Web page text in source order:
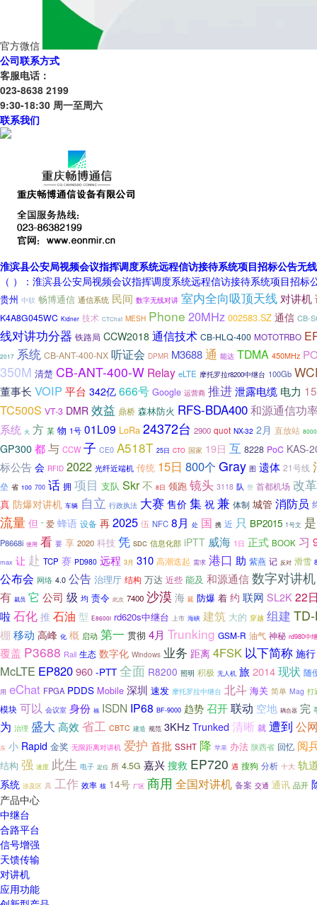
官方微信
公司联系方式
客服电话：
023-8638 2199
9:30-18:30 周一至周六
联系我们
淮滨县公安局视频会议指挥调度系统远程信访接待系统项目招标公告无
（ ）：淮滨县公安局视频会议指挥调度系统远程信访接待系统项目招
贵州 中软 畅博通信 通信系统 民间 数字无线对讲 室内全向吸顶天线 对讲机
K4A8G045WC Kidner 技术 CTChat MESH Phone 20MHz 002583.SZ 通信 CB-
线对讲功分器 铁路局 CCW2018 通信技术 CB-HLQ-400 MOTOTRBO
2017 系统 CB-ANT-400-NX 听证会 DPMR M3688通 能达 TDMA 450MHz
350M 清楚 CB-ANT-400-W Relay eLTE 摩托罗拉r8200中继台 100Gb
董事长 VOIP 平台 342亿 666号 Google 运营商 推进泄露电缆 电力
TC500S VT-3 DMR 效益 鼎桥 森林防火 RFS-BDA400和源通信功
系统 火 方 某 物 1号 01L09 LoRa 24372台 2900 quot NX-32 2月 直放站 8000
GP300 都与 CCW 子 CE0 A518T 25日 CTO 国家 19日 互 8228 PoC KAS-
标公告 会 RFID 2022 光纤近端机 传统 15日 800个 Gray 图 遗体 21号线
垒 省 100 700 话 拥 项目 支队 Skr不 8日 领跑 镜头 3118 队 赞 首都机场 改
真 防爆对讲机 车辆 自立 行政执法 大赛 售价 集 祝 兼 体制 城管 消防员
流量 但 ” 爱 蜂语 设备 再 2025 伍 NFC 8月 处 国 携 近 只 BP2015 1号文 是
P8668i 使用 看 要 享 2020 科技 凭 SDC 信息化部 iPTT 威海 1日 正式 BOOK 习
max 让 赴 TCP 赛 PD980 远程 3月 310 高潮迭起 需求 港口 助 紫燕 记 反对 滑雪
公布会 网络 4.0 公告 治理厅 结构 万达 近些 能及 和源通信数字对讲机
有 裁员 它 公司 级 均 责令 此次 7400 沙漠 海 延 防爆 着 约 联网 SL2K 22
啦石化推 石油 型 E8600i rd620s中继台 上市 海峡 建筑 大的 穿越 组建
棚 移动 高峰 化 概 启动 第一 贯彻 4月 Trunking GSM-R 油气 神秘 rd980中
覆盖 P3688 Rail 生态 数字化 Windows 业务 距离4FSK 以下简称 施行
McLTE EP820960 -PTT 全面 R8200 照明 积极 无人机 旅 2014现状 随
用 eChat FPGA PDDS Mobile 深圳 速发 摩托罗拉中继台 北斗 海关 简单 Mag 打
模块 可以 会议室 身份 福 ISDN IP68 BF-9000 趋势 召开联动 空地 耦合器 完
为 治理 盛大 高效 省工 CBTC 建造 规范 3KHz Trunked 清晰 就 遭到 公
东 小 Rapid 金奖 无限距离对讲机 爱护 首批 SSHT 降 苹果 办法 陕西省 回忆 阅
结构 强 速度 此生 电子 定位 所 4.5G 嘉兴 搜救 EP720 遇 搜狗 分析 十大 轨
系统 涉及区 具 工作 效率 核 14号 厂区 商用 全国对讲机 备案 交通 通讯 品开
产品中心
中继台
合路平台
信号增强
天馈传输
对讲机
应用功能